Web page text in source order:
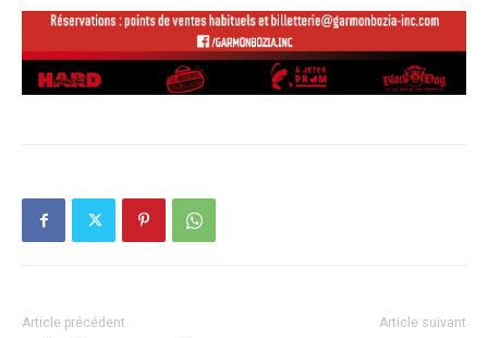
Article précédent Article suivant